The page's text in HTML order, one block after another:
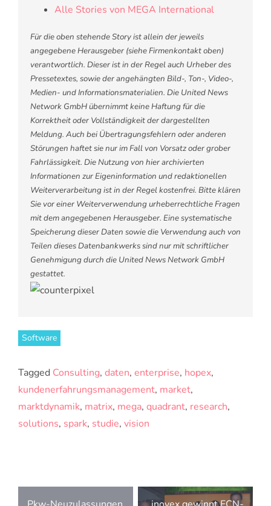
Alle Stories von MEGA International
Für die oben stehende Story ist allein der jeweils
angegebene Herausgeber (siehe Firmenkontakt oben)
verantwortlich. Dieser ist in der Regel auch Urheber des
Pressetextes, sowie der angehängten Bild-, Ton-, Video-,
Medien- und Informationsmaterialien. Die United News
Network GmbH übernimmt keine Haftung für die
Korrektheit oder Vollständigkeit der dargestellten
Meldung. Auch bei Übertragungsfehlern oder anderen
Störungen haftet sie nur im Fall von Vorsatz oder grober
Fahrlässigkeit. Die Nutzung von hier archivierten
Informationen zur Eigeninformation und redaktionellen
Weiterverarbeitung ist in der Regel kostenfrei. Bitte klären
Sie vor einer Weiterverwendung urheberrechtliche Fragen
mit dem angegebenen Herausgeber. Eine systematische
Speicherung dieser Daten sowie die Verwendung auch von
Teilen dieses Datenbankwerks sind nur mit schriftlicher
Genehmigung durch die United News Network GmbH
gestattet.
Software
Tagged Consulting, daten, enterprise, hopex,
kundenerfahrungsmanagement, market,
marktdynamik, matrix, mega, quadrant, research,
solutions, spark, studie, vision
Beitragsnavigation